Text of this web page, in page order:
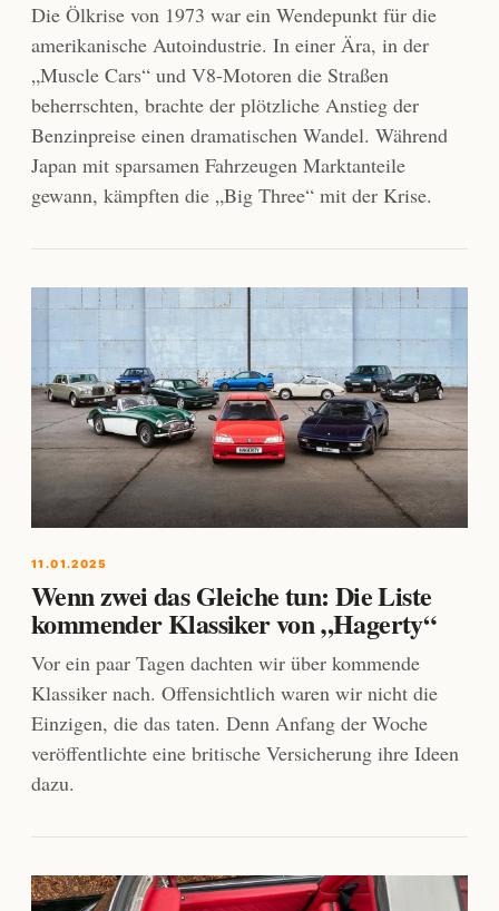
Die Ölkrise von 1973 war ein Wendepunkt für die
amerikanische Autoindustrie. In einer Ära, in der
„Muscle Cars“ und V8-Motoren die Straßen
beherrschten, brachte der plötzliche Anstieg der
Benzinpreise einen dramatischen Wandel. Während
Japan mit sparsamen Fahrzeugen Marktanteile
gewann, kämpften die „Big Three“ mit der Krise.
11.01.2025
Wenn zwei das Gleiche tun: Die Liste
kommender Klassiker von „Hagerty“
Vor ein paar Tagen dachten wir über kommende
Klassiker nach. Offensichtlich waren wir nicht die
Einzigen, die das taten. Denn Anfang der Woche
veröffentlichte eine britische Versicherung ihre Ideen
dazu.